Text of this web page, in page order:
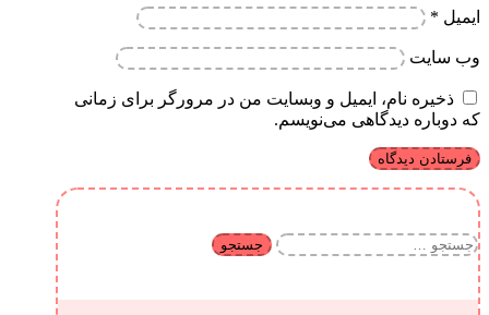
ایمیل *
وب‌ سایت
ذخیره نام، ایمیل و وبسایت من در مرورگر برای زمانی
که دوباره دیدگاهی می‌نویسم.
جستجو
برای: